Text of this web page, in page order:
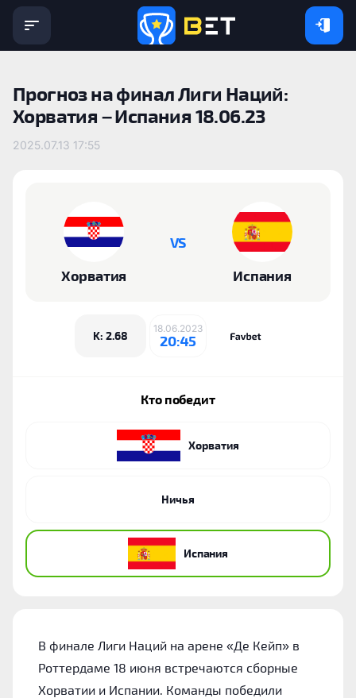
Прогноз на финал Лиги Наций:
Хорватия – Испания 18.06.23
2025.07.13 17:55
Хорватия
VS
Испания
K: 2.68
18.06.2023
20:45
Кто победит
Хорватия
Ничья
Испания
В финале Лиги Наций на арене «Де Кейп» в
Роттердаме 18 июня встречаются сборные
Хорватии и Испании. Команды победили